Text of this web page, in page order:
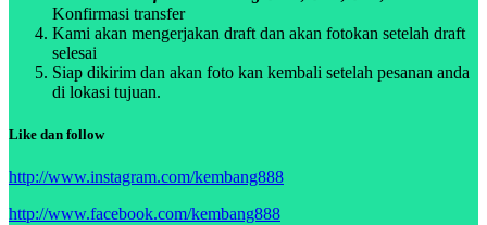
Konfirmasi transfer
Kami akan mengerjakan draft dan akan fotokan setelah draft
selesai
Siap dikirim dan akan foto kan kembali setelah pesanan anda
di lokasi tujuan.
Like dan follow
http://www.instagram.com/kembang888
http://www.facebook.com/kembang888